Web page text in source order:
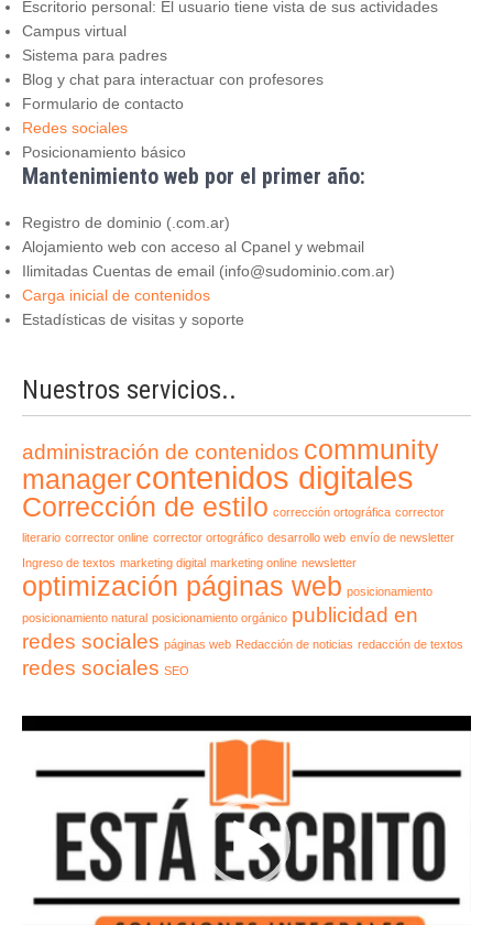
Escritorio personal: El usuario tiene vista de sus actividades
Campus virtual
Sistema para padres
Blog y chat para interactuar con profesores
Formulario de contacto
Redes sociales
Posicionamiento básico
Mantenimiento web por el primer año:
Registro de dominio (.com.ar)
Alojamiento web con acceso al Cpanel y webmail
Ilimitadas Cuentas de email (info@sudominio.com.ar)
Carga inicial de contenidos
Estadísticas de visitas y soporte
Nuestros servicios..
administración de contenidos community
managercontenidos digitales
Corrección de estilo corrección ortográfica corrector
literario corrector online corrector ortográfico desarrollo web envío de newsletter
Ingreso de textos marketing digital marketing online newsletter
optimización páginas web posicionamiento
posicionamiento natural posicionamiento orgánico publicidad en
redes sociales páginas web Redacción de noticias redacción de textos
redes sociales SEO
Reproductor
vídeo